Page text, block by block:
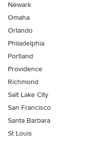
Newark
Omaha
Orlando
Philadelphia
Portland
Providence
Richmond
Salt Lake City
San Francisco
Santa Barbara
St Louis